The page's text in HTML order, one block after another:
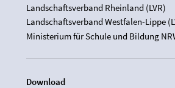
Landschaftsverband Rheinland (LVR)
Landschaftsverband Westfalen-Lippe
Ministerium für Schule und Bildung
Download